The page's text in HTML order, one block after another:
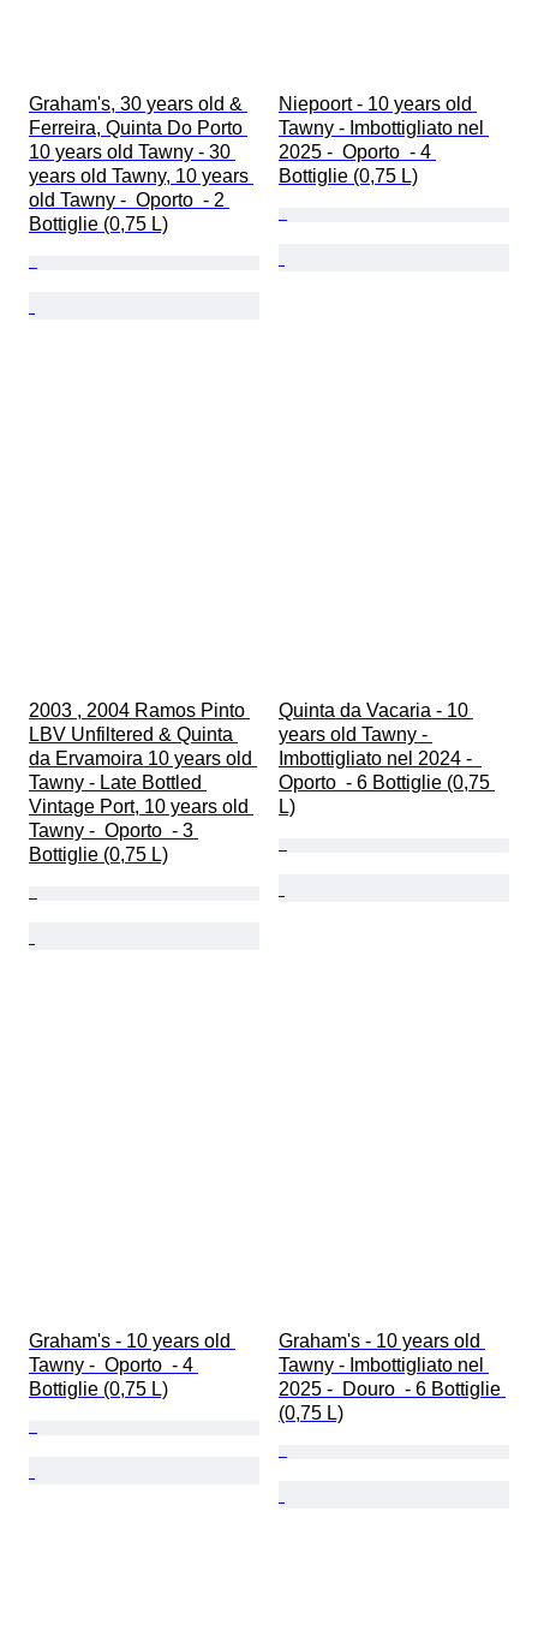
Graham's, 30 years old &
Ferreira, Quinta Do Porto
10 years old Tawny - 30
years old Tawny, 10 years
old Tawny -  Oporto  - 2
Bottiglie (0,75 L)
Niepoort - 10 years old
Tawny - Imbottigliato nel
2025 -  Oporto  - 4
Bottiglie (0,75 L)
2003 , 2004 Ramos Pinto
LBV Unfiltered & Quinta
da Ervamoira 10 years old
Tawny - Late Bottled
Vintage Port, 10 years old
Tawny -  Oporto  - 3
Bottiglie (0,75 L)
Quinta da Vacaria - 10
years old Tawny -
Imbottigliato nel 2024 -
Oporto  - 6 Bottiglie (0,75
L)
Graham's - 10 years old
Tawny -  Oporto  - 4
Bottiglie (0,75 L)
Graham's - 10 years old
Tawny - Imbottigliato nel
2025 -  Douro  - 6 Bottiglie
(0,75 L)